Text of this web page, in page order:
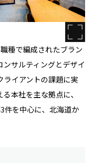
種で編成されたブラン
サルティングとデザイ
ライアントの課題に実
本社を主な拠点に、
件を中心に、北海道か